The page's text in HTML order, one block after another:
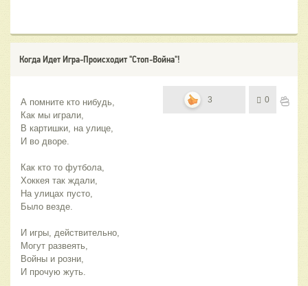
Когда Идет Игра-Происходит "Стоп-Война"!
А помните кто нибудь,
Как мы играли,
В картишки, на улице,
И во дворе.
Как кто то футбола,
Хоккея так ждали,
На улицах пусто,
Было везде.
И игры, действительно,
Могут развеять,
Войны и розни,
И прочую жуть.
3 0